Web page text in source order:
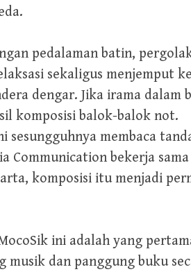
pedalaman batin,
sekaligus menjemput
dengar. Jika irama dalam
komposisi balok-balok not.
membaca
bekerja
komposisi itu menjadi
ini adalah yang
dan panggung buku